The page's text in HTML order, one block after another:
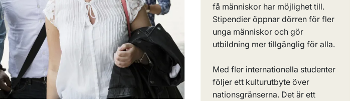
få människor har möjlighet till.
Stipendier öppnar dörren för fler
unga människor och gör
utbildning mer tillgänglig för alla.
Med fler internationella studenter
följer ett kulturutbyte över
nationsgränserna. Det är ett